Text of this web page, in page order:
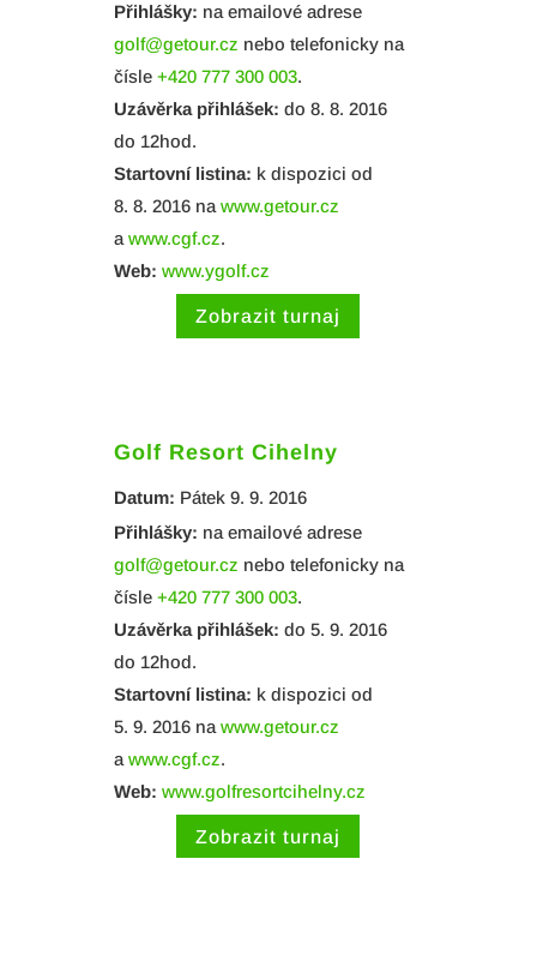
Přihlášky: na emailové adrese
golf@getour.cz nebo telefonicky na
čísle +420 777 300 003.
Uzávěrka přihlášek: do 8. 8. 2016
do 12hod.
Startovní listina: k dispozici od
8. 8. 2016 na www.getour.cz
a www.cgf.cz.
Web: www.ygolf.cz
Zobrazit turnaj
Golf Resort Cihelny
Datum: Pátek 9. 9. 2016
Přihlášky: na emailové adrese
golf@getour.cz nebo telefonicky na
čísle +420 777 300 003.
Uzávěrka přihlášek: do 5. 9. 2016
do 12hod.
Startovní listina: k dispozici od
5. 9. 2016 na www.getour.cz
a www.cgf.cz.
Web: www.golfresortcihelny.cz
Zobrazit turnaj